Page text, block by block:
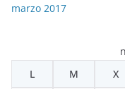
marzo 2017
L
M X